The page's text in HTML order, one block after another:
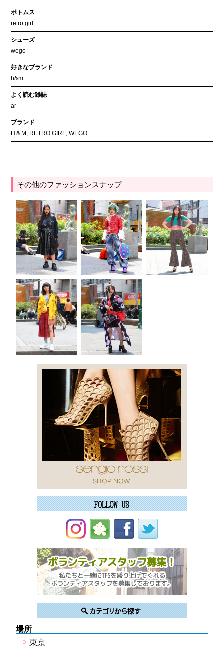
ボトムス
retro girl
シューズ
wego
好きなブランド
h&m
よく読む雑誌
ar
ブランド
H＆M , RETRO GIRL, WEGO
その他のファッションスナップ
場所
東京